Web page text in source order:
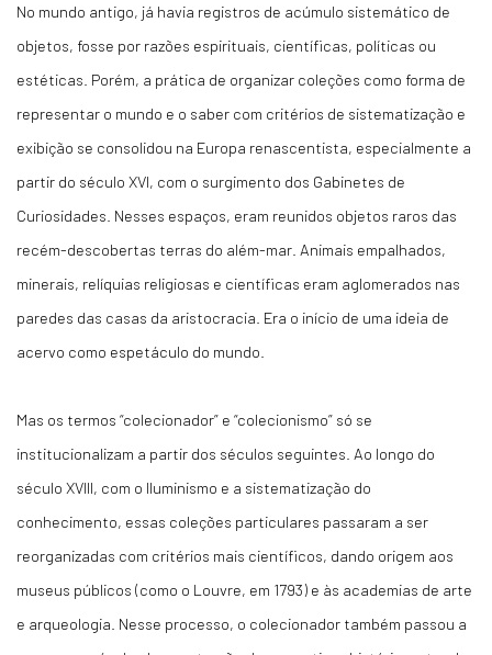
No mundo antigo, já havia registros de acúmulo sistemático de
objetos, fosse por razões espirituais, científicas, políticas ou
estéticas. Porém, a prática de organizar coleções como forma de
representar o mundo e o saber com critérios de sistematização e
exibição se consolidou na Europa renascentista, especialmente a
partir do século XVI, com o surgimento dos Gabinetes de
Curiosidades. Nesses espaços, eram reunidos objetos raros das
recém-descobertas terras do além-mar. Animais empalhados,
minerais, relíquias religiosas e científicas eram aglomerados nas
paredes das casas da aristocracia. Era o início de uma ideia de
acervo como espetáculo do mundo.
Mas os termos “colecionador” e “colecionismo” só se
institucionalizam a partir dos séculos seguintes. Ao longo do
século XVIII, com o Iluminismo e a sistematização do
conhecimento, essas coleções particulares passaram a ser
reorganizadas com critérios mais científicos, dando origem aos
museus públicos (como o Louvre, em 1793) e às academias de arte
e arqueologia. Nesse processo, o colecionador também passou a